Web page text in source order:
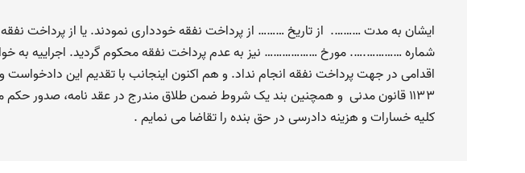
ایشان به مدت ………. از تاریخ ……… از پرداخت نفقه خودداری نمودند. یا از پرداخت
شماره ………….…. مورخ ……………… نیز به عدم پرداخت نفقه محکوم گردید. اجراییه به
۱۱۳۳ قانون مدنی و همچنین بند یک شروط ضمن طلاق مندرج در عقد نامه، صدور حکم
کلیه خسارات و هزینه دادرسی در حق بنده را تقاضا می نمایم .